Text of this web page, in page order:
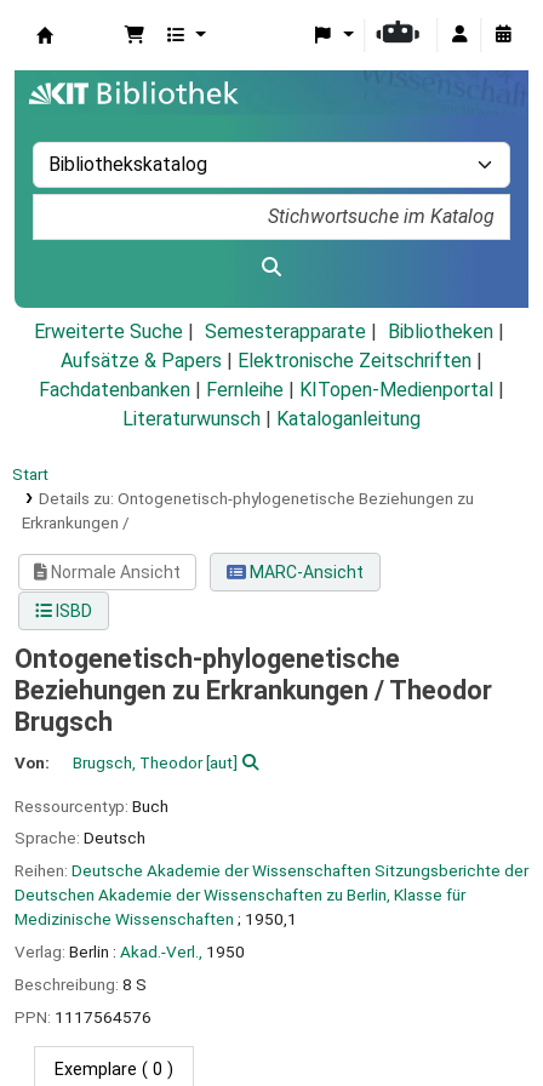
Erweiterte Suche Semesterapparate
Bibliotheken
Aufsätze & Papers
Elektronische Zeitschriften
Fachdatenbanken
Fernleihe KITopen-Medienportal
Literaturwunsch
Kataloganleitung
Start
Details zu: Ontogenetisch-phylogenetische Beziehungen zu
Erkrankungen /
Normale Ansicht
MARC-Ansicht
ISBD
Ontogenetisch-phylogenetische
Beziehungen zu Erkrankungen / Theodor
Brugsch
Von: Brugsch, Theodor[aut]
Ressourcentyp: Buch
Sprache: Deutsch
Reihen: Deutsche Akademie der Wissenschaften Sitzungsberichte der
Deutschen Akademie der Wissenschaften zu Berlin, Klasse für
Medizinische Wissenschaften ; 1950,1
Verlag: Berlin : Akad.-Verl.,
1950
Beschreibung: 8 S
PPN: 1117564576
Exemplare ( 0 )